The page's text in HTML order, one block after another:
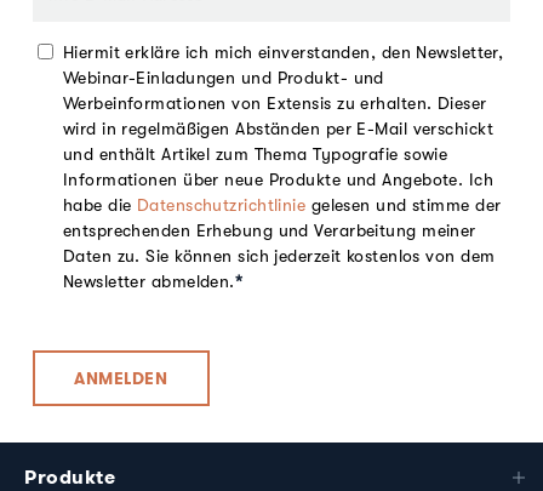
Hiermit erkläre ich mich einverstanden, den Newsletter,
Webinar-Einladungen und Produkt- und
Werbeinformationen von Extensis zu erhalten. Dieser
wird in regelmäßigen Abständen per E-Mail verschickt
und enthält Artikel zum Thema Typografie sowie
Informationen über neue Produkte und Angebote. Ich
habe die Datenschutzrichtlinie gelesen und stimme der
entsprechenden Erhebung und Verarbeitung meiner
Daten zu. Sie können sich jederzeit kostenlos von dem
Newsletter abmelden.*
Produkte